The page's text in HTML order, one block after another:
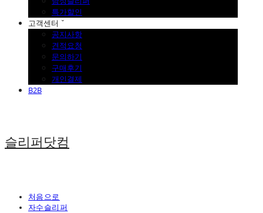
특가할인
고객센터 ˇ
공지사항
견적요청
문의하기
구매후기
개인결제
B2B
슬리퍼닷컴
처음으로
자수슬리퍼